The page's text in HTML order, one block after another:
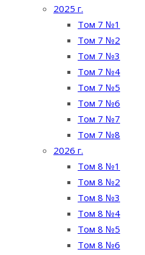
2025 г.
Том 7 №1
Том 7 №2
Том 7 №3
Том 7 №4
Том 7 №5
Том 7 №6
Том 7 №7
Том 7 №8
2026 г.
Том 8 №1
Том 8 №2
Том 8 №3
Том 8 №4
Том 8 №5
Том 8 №6